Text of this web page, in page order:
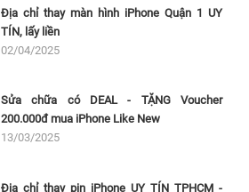
Địa chỉ thay màn hình iPhone Quận 1 UY
TÍN, lấy liền
02/04/2025
Sửa chữa có DEAL - TẶNG Voucher
200.000đ mua iPhone Like New
13/03/2025
Địa chỉ thay pin iPhone UY TÍN TPHCM -